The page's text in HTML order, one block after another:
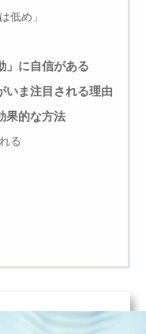
低め」
」に自信がある
いま注目される理由
果的な方法
る